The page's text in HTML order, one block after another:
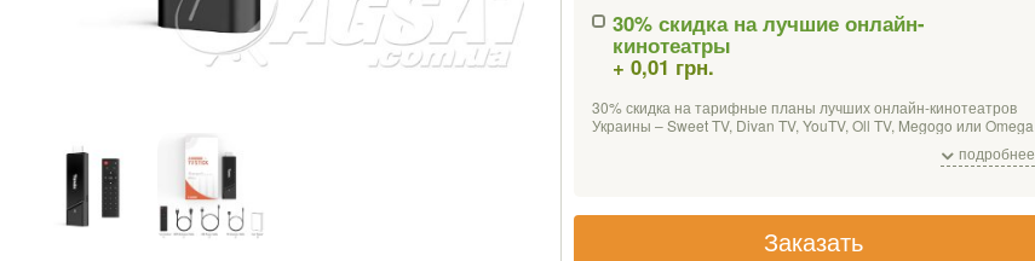
Ваш телефон
Мультимедийных:
проигрыватели - MX-player, VLC;
медиацентр - Kodi / XBMC;
онлайн-видео - MEGOGO, Oll.tv, YouTube;
ПО для просмотра IPTV (без списков каналов).
Офисный пакетдля работы с PDF, таблицами, презентациями
клавиатурой.
30% скидка на лучшие онлайн-
кинотеатры
+ 0,01 грн.
30% скидка на тарифные планы лучших онлайн-кинотеатров
Украины – Sweet TV, Divan TV, YouTV, Oll TV, Megogo или Omega
подробнее
Заказать